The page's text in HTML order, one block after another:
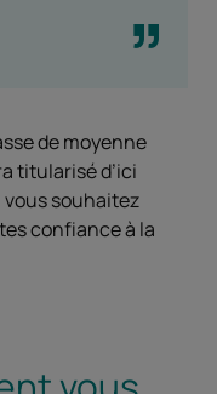
de moyenne
titularisé d’ici
vous souhaitez
confiance à la